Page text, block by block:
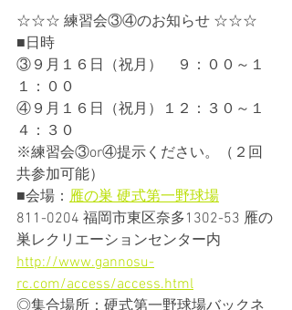
☆☆☆ 練習会③④のお知らせ ☆☆☆
■日時
③９月１６日（祝月）　９：００～１
１：００
④９月１６日（祝月）１２：３０～１
４：３０
※練習会③or④提示ください。（２回
共参加可能）
■会場： 雁の巣 硬式第一野球場
811-0204 福岡市東区奈多1302-53 雁の
巣レクリエーションセンター内
http://www.gannosu-
rc.com/access/access.html
◎集合場所：硬式第一野球場バックネ